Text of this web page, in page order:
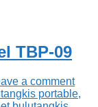
TBP-09
a comment